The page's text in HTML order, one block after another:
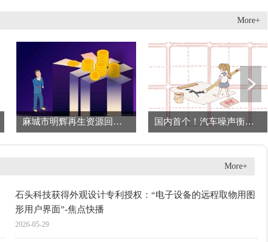
More+
麻城市明辉再生资源回收经营部（个体工商户）成立 注册资本3万人民币 热点 国内首个！汽车噪声衡量有了“静谧标尺”
More+
石头科技获得外观设计专利授权：“电子设备的远程取物用图
形用户界面”-焦点快播
2026-05-29